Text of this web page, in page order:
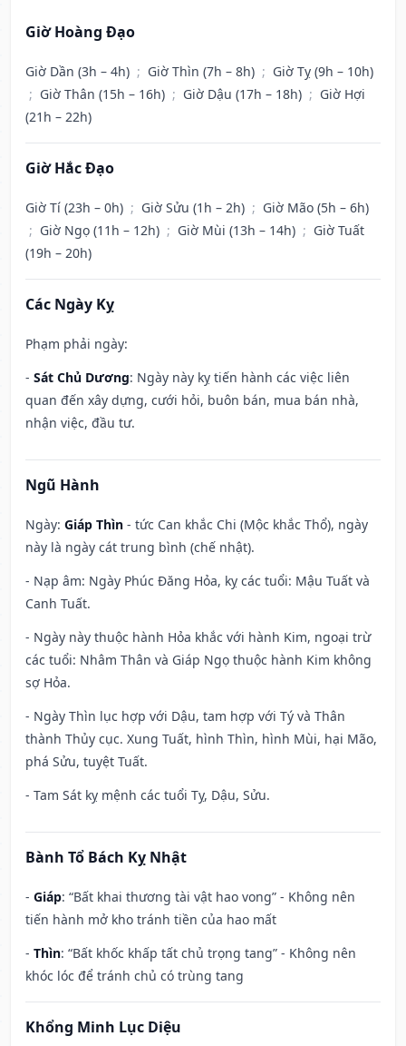
Giờ Hoàng Đạo
Giờ Dần (3h – 4h) ; Giờ Thìn (7h – 8h) ; Giờ Tỵ (9h – 10h)
; Giờ Thân (15h – 16h) ; Giờ Dậu (17h – 18h) ; Giờ Hợi
(21h – 22h)
Giờ Hắc Đạo
Giờ Tí (23h – 0h) ; Giờ Sửu (1h – 2h) ; Giờ Mão (5h – 6h)
; Giờ Ngọ (11h – 12h) ; Giờ Mùi (13h – 14h) ; Giờ Tuất
(19h – 20h)
Các Ngày Kỵ
Phạm phải ngày:
- Sát Chủ Dương: Ngày này kỵ tiến hành các việc liên
quan đến xây dựng, cưới hỏi, buôn bán, mua bán nhà,
nhận việc, đầu tư.
Ngũ Hành
Ngày: Giáp Thìn - tức Can khắc Chi (Mộc khắc Thổ), ngày
này là ngày cát trung bình (chế nhật).
- Nạp âm: Ngày Phúc Đăng Hỏa, kỵ các tuổi: Mậu Tuất và
Canh Tuất.
- Ngày này thuộc hành Hỏa khắc với hành Kim, ngoại trừ
các tuổi: Nhâm Thân và Giáp Ngọ thuộc hành Kim không
sợ Hỏa.
- Ngày Thìn lục hợp với Dậu, tam hợp với Tý và Thân
thành Thủy cục. Xung Tuất, hình Thìn, hình Mùi, hại Mão,
phá Sửu, tuyệt Tuất.
- Tam Sát kỵ mệnh các tuổi Tỵ, Dậu, Sửu.
Bành Tổ Bách Kỵ Nhật
- Giáp: “Bất khai thương tài vật hao vong” - Không nên
tiến hành mở kho tránh tiền của hao mất
- Thìn: “Bất khốc khấp tất chủ trọng tang” - Không nên
khóc lóc để tránh chủ có trùng tang
Khổng Minh Lục Diệu